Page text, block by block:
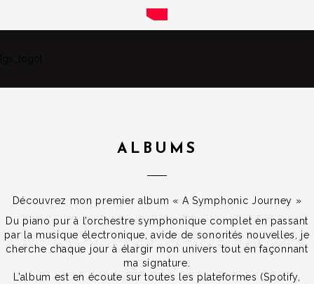
ALBUMS
Découvrez mon premier album « A Symphonic Journey »
Du piano pur à l’orchestre symphonique complet en passant
par la musique électronique, avide de sonorités nouvelles, je
cherche chaque jour à élargir mon univers tout en façonnant
ma signature.
L’album est en écoute sur toutes les plateformes (Spotify,